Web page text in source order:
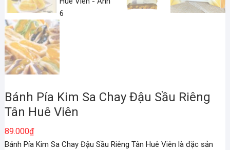
Bánh Pía Kim Sa Chay Đậu Sầu Riêng
Tân Huê Viên
89.000₫
Bánh Pía Kim Sa Chay Đậu Sầu Riêng Tân Huê Viên là đặc sản